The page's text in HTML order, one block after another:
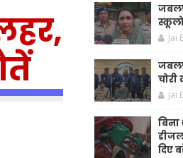
Jai
चोरी
Jai
बिना
दिए